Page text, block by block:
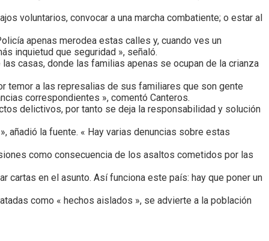
voluntarios, convocar a una marcha combatiente; o estar al
apenas merodea estas calles y, cuando ves un
inquietud que seguridad », señaló.
casas, donde las familias apenas se ocupan de la crianza
temor a las represalias de sus familiares que son gente
correspondientes », comentó Canteros.
delictivos, por tanto se deja la responsabilidad y solución
añadió la fuente. « Hay varias denuncias sobre estas
como consecuencia de los asaltos cometidos por las
cartas en el asunto. Así funciona este país: hay que poner un
como « hechos aislados », se advierte a la población